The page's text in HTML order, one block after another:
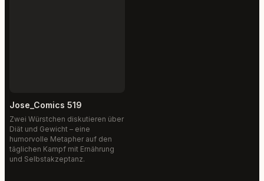
Jose_Comics 519
Zwei Würstchen diskutieren über
Diät und Gewicht – eine
humorvolle Metapher auf den
täglichen Kampf mit Ernährung
und Selbstakzeptanz.